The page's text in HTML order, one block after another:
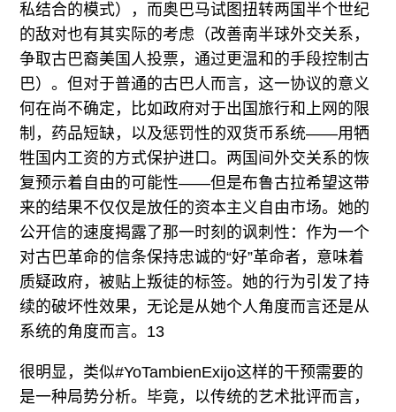
私结合的模式），而奥巴马试图扭转两国半个世纪
的敌对也有其实际的考虑（改善南半球外交关系，
争取古巴裔美国人投票，通过更温和的手段控制古
巴）。但对于普通的古巴人而言，这一协议的意义
何在尚不确定，比如政府对于出国旅行和上网的限
制，药品短缺，以及惩罚性的双货币系统——用牺
牲国内工资的方式保护进口。两国间外交关系的恢
复预示着自由的可能性——但是布鲁古拉希望这带
来的结果不仅仅是放任的资本主义自由市场。她的
公开信的速度揭露了那一时刻的讽刺性：作为一个
对古巴革命的信条保持忠诚的“好”革命者，意味着
质疑政府，被贴上叛徒的标签。她的行为引发了持
续的破坏性效果，无论是从她个人角度而言还是从
系统的角度而言。13
很明显，类似#YoTambienExijo这样的干预需要的
是一种局势分析。毕竟，以传统的艺术批评而言，